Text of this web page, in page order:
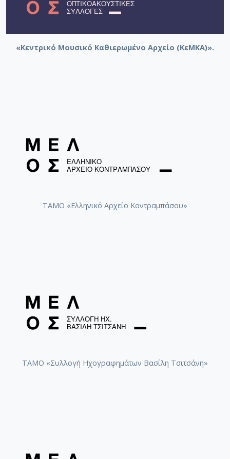
«Κεντρικό Μουσικό Καθιερωμένο Αρχείο (ΚεΜΚΑ)».
ΤΑΜΟ «Ελληνικό Αρχείο Κοντραμπάσου»
ΤΑΜΟ «Συλλογή Ηχογραφημάτων Βασίλη Τσιτσάνη»